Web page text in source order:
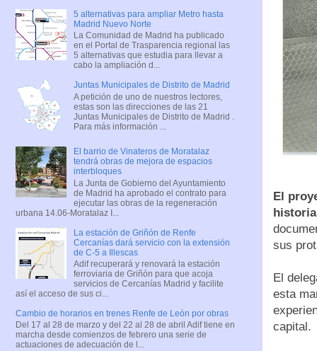
El
sus
El
esta
capital.
5 alternativas para ampliar Metro hasta
Madrid Nuevo Norte
La Comunidad de Madrid ha publicado
en el Portal de Trasparencia regional las
5 alternativas que estudia para llevar a
cabo la ampliación d...
Juntas Municipales de Distrito de Madrid
A petición de uno de nuestros lectores,
estas son las direcciones de las 21
Juntas Municipales de Distrito de Madrid .
Para más información ...
El barrio de Vinateros de Moratalaz
tendrá obras de mejora de espacios
interbloques
La Junta de Gobierno del Ayuntamiento
de Madrid ha aprobado el contrato para
ejecutar las obras de la regeneración
urbana 14.06-Moratalaz I...
La estación de Griñón de Renfe
Cercanías dará servicio con la extensión
de C-5 a Illescas
Adif recuperará y renovará la estación
ferroviaria de Griñón para que acoja
servicios de Cercanías Madrid y facilite
así el acceso de sus ci...
Cambio de horarios en trenes Renfe de León por obras
Del 17 al 28 de marzo y del 22 al 28 de abril Adif tiene en
marcha desde comienzos de febrero una serie de
actuaciones de adecuación de l...